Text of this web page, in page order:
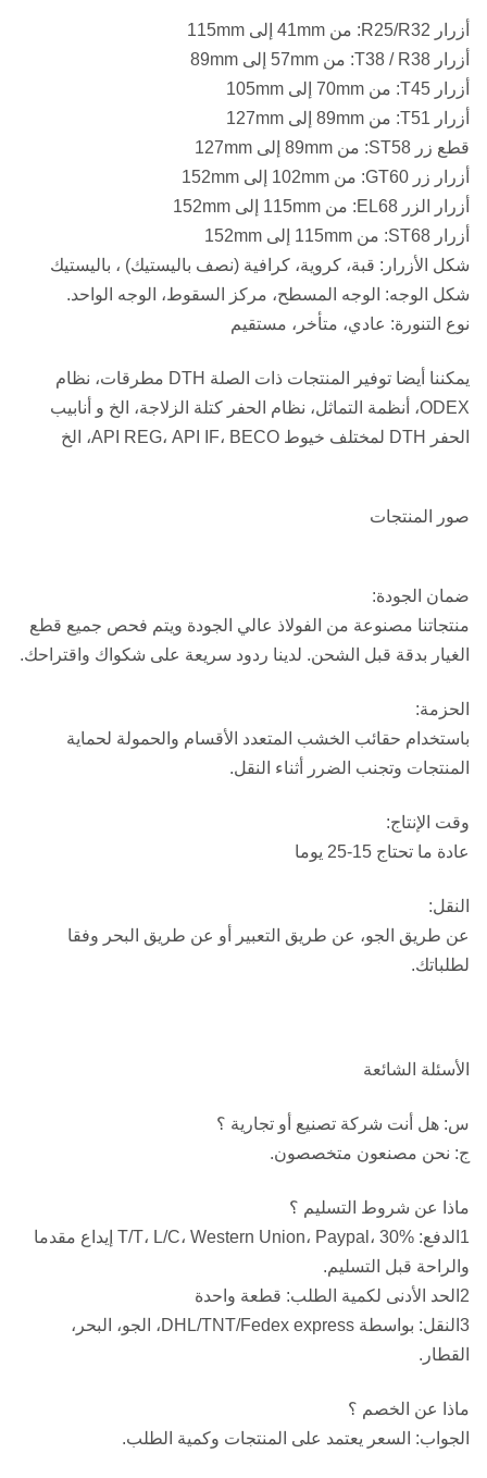
أزرار R25/R32: من 41mm إلى 115mm
أزرار T38 / R38: من 57mm إلى 89mm
أزرار T45: من 70mm إلى 105mm
أزرار T51: من 89mm إلى 127mm
قطع زر ST58: من 89mm إلى 127mm
أزرار زر GT60: من 102mm إلى 152mm
أزرار الزر EL68: من 115mm إلى 152mm
أزرار ST68: من 115mm إلى 152mm
شكل الأزرار: قبة، كروية، كرافية (نصف باليستيك) ، باليستيك
شكل الوجه: الوجه المسطح، مركز السقوط، الوجه الواحد.
نوع التنورة: عادي، متأخر، مستقيم
يمكننا أيضا توفير المنتجات ذات الصلة DTH مطرقات، نظام
ODEX، أنظمة التماثل، نظام الحفر كتلة الزلاجة، الخ و أنابيب
الحفر DTH لمختلف خيوط API REG، API IF، BECO، الخ
صور المنتجات
ضمان الجودة:
منتجاتنا مصنوعة من الفولاذ عالي الجودة ويتم فحص جميع قطع
الغيار بدقة قبل الشحن. لدينا ردود سريعة على شكواك واقتراحك.
الحزمة:
باستخدام حقائب الخشب المتعدد الأقسام والحمولة لحماية
المنتجات وتجنب الضرر أثناء النقل.
وقت الإنتاج:
عادة ما تحتاج 15-25 يوما
النقل:
عن طريق الجو، عن طريق التعبير أو عن طريق البحر وفقا
لطلباتك.
الأسئلة الشائعة
س: هل أنت شركة تصنيع أو تجارية ؟
ج: نحن مصنعون متخصصون.
ماذا عن شروط التسليم ؟
1الدفع: T/T، L/C، Western Union، Paypal، 30% إيداع مقدما
والراحة قبل التسليم.
2الحد الأدنى لكمية الطلب: قطعة واحدة
3النقل: بواسطة DHL/TNT/Fedex express، الجو، البحر،
القطار.
ماذا عن الخصم ؟
الجواب: السعر يعتمد على المنتجات وكمية الطلب.